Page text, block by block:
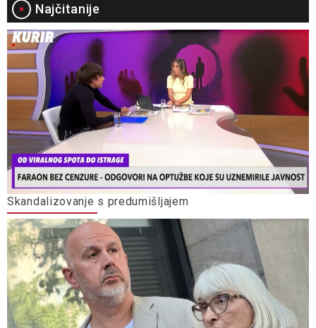
Najčitanije
Skandalizovanje s predumišljajem